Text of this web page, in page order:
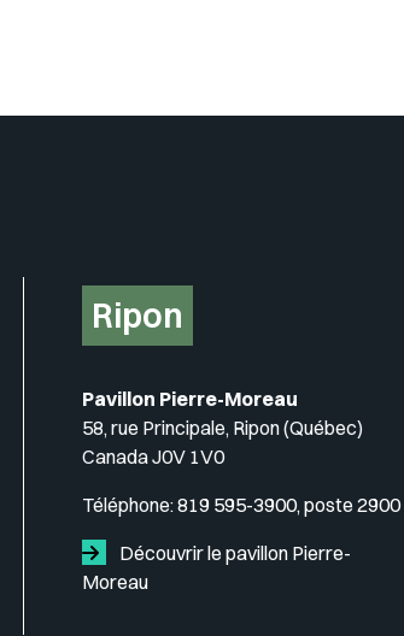
Insérer un pied de page avec des logos
Ripon
Pavillon Pierre-Moreau
58, rue Principale, Ripon (Québec)
Canada J0V 1V0
Téléphone:819 595-3900, poste 2900
Découvrir le pavillon Pierre-
Moreau